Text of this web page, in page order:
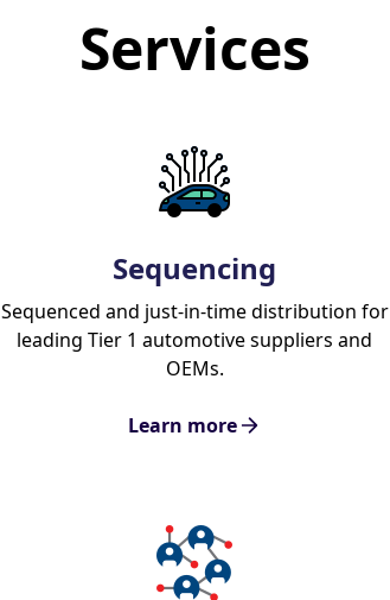
Services
Sequencing
Sequenced and just-in-time distribution for
leading Tier 1 automotive suppliers and
OEMs.
Learn more